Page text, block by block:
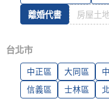
離婚代書 房屋土
台北市
中正區 大同區
信義區
士林區